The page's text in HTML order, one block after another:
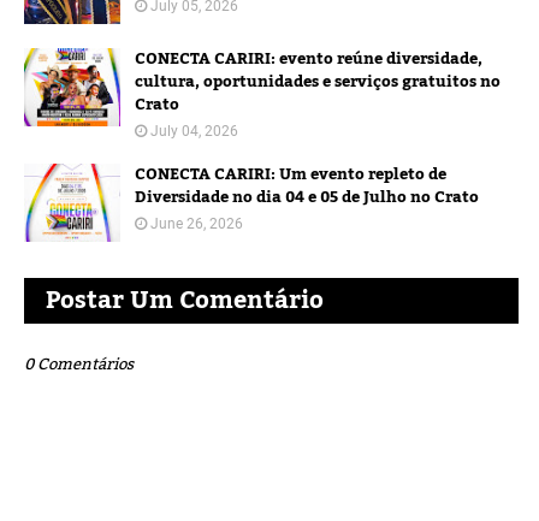
July 05, 2026
CONECTA CARIRI: evento reúne diversidade,
cultura, oportunidades e serviços gratuitos no
Crato
July 04, 2026
CONECTA CARIRI: Um evento repleto de
Diversidade no dia 04 e 05 de Julho no Crato
June 26, 2026
Postar Um Comentário
0 Comentários